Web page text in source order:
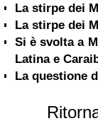
La stirpe dei
La stirpe dei
Si è svolta a
Latina e
La questione